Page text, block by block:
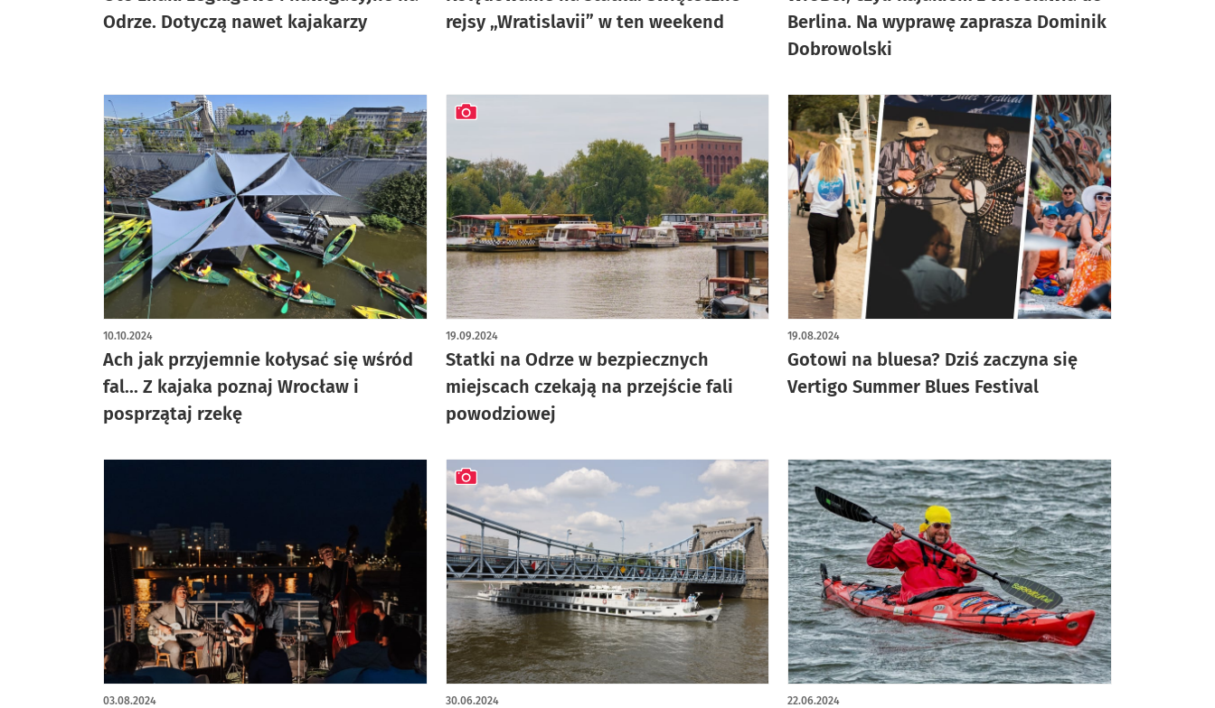
Odrze. Dotyczą nawet kajakarzy
rejsy „Wratislavii” w ten weekend
Berlina. Na wyprawę zaprasza Dominik
Dobrowolski
Ach jak przyjemnie kołysać się wśród
fal... Z kajaka poznaj Wrocław i
posprzątaj rzekę
10.10.2024
Statki na Odrze w bezpiecznych
miejscach czekają na przejście fali
powodziowej
19.09.2024
artykuł z galerią zdjęć
Gotowi na bluesa? Dziś zaczyna się
Vertigo Summer Blues Festival
19.08.2024
03.08.2024 30.06.2024
artykuł z galerią zdjęć 22.06.2024